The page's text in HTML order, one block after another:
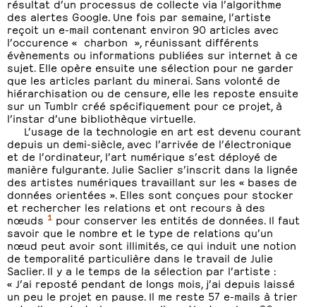
résultat d’un processus de collecte via l’algorithme
des alertes Google. Une fois par semaine, l’artiste
reçoit un e-mail contenant environ 90 articles avec
l’occurence « charbon », réunissant différents
évènements ou informations publiées sur internet à ce
sujet. Elle opère ensuite une sélection pour ne garder
que les articles parlant du minerai. Sans volonté de
hiérarchisation ou de censure, elle les reposte ensuite
sur un Tumblr créé spécifiquement pour ce projet, à
l’instar d’une bibliothèque virtuelle.
L’usage de la technologie en art est devenu courant
depuis un demi-siècle, avec l’arrivée de l’électronique
et de l’ordinateur, l’art numérique s’est déployé de
manière fulgurante. Julie Saclier s’inscrit dans la lignée
des artistes numériques travaillant sur les « bases de
données orientées ». Elles sont conçues pour stocker
et rechercher les relations et ont recours à des
nœuds 1 pour conserver les entités de données. Il faut
savoir que le nombre et le type de relations qu’un
nœud peut avoir sont illimités, ce qui induit une notion
de temporalité particulière dans le travail de Julie
Saclier. Il y a le temps de la sélection par l’artiste :
« J’ai reposté pendant de longs mois, j’ai depuis laissé
un peu le projet en pause. Il me reste 57 e-mails à trier